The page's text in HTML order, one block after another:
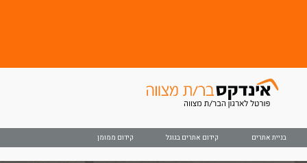
בניית אתרים קידום אתרים בגוגל קידום ממומן